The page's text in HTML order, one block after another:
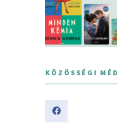
KÖZÖSSÉGI